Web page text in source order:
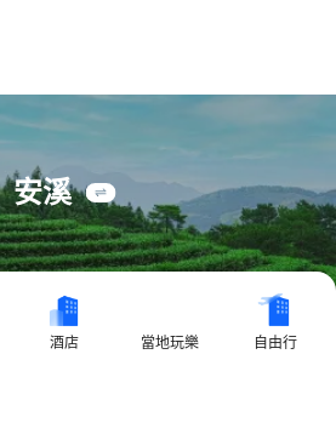
安溪
酒店 當地玩樂 自由行